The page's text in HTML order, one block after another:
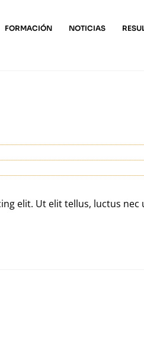
FORMACIÓN NOTICIAS
elit. Ut elit tellus, luctus